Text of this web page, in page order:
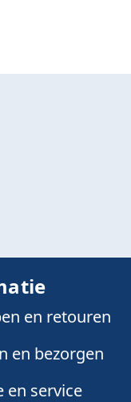
en retouren
en bezorgen
en service